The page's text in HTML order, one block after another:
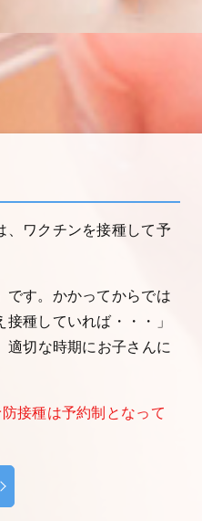
、ワクチンを接種して予
です。かかってからでは
種していれば・・・」
適切な時期にお子さんに
接種は予約制となって